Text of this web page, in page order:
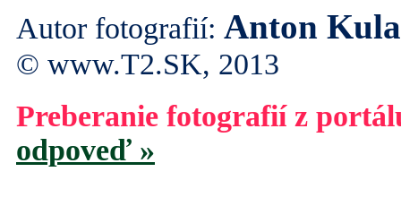
Autor fotografií: Anton
© www.T2.SK, 2013
Preberanie fotografií z
odpoveď »